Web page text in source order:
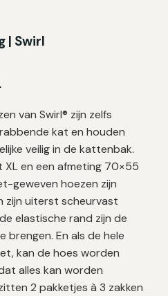
| Swirl
van Swirl® zijn zelfs
kat en houden
veilig in de kattenbak.
en een afmeting 70×55
geweven hoezen zijn
zijn uiterst scheurvast
elastische rand zijn de
brengen. En als de hele
kan de hoes worden
alles kan worden
2 pakketjes à 3 zakken